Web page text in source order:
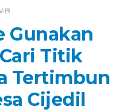
Gunakan
Titik
Tertimbun
Cijedil